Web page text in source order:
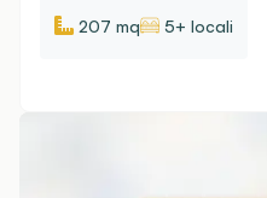
207 mq
5+ locali